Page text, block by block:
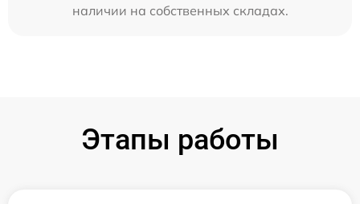
наличии на собственных складах.
Этапы работы